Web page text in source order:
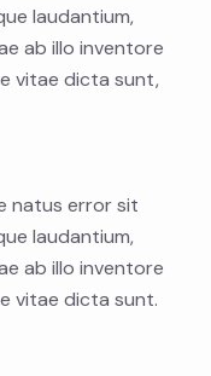
laudantium,
ab illo inventore
vitae dicta sunt,
natus error sit
laudantium,
ab illo inventore
vitae dicta sunt.